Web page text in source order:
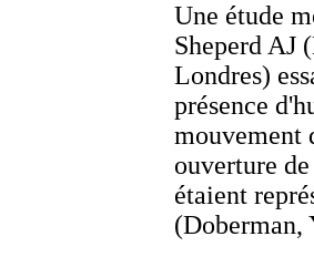
Une étude
Sheperd AJ
Londres)
présence
mouvement
ouverture
étaient
(Doberman,